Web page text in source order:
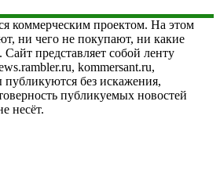
коммерческим проектом. На этом
ни чего не покупают, ни какие
представляет собой ленту
kommersant.ru,
без искажения,
публикуемых новостей
несёт.